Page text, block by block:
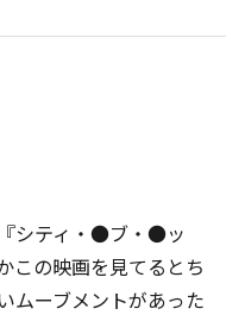
シティ・●ブ・●ッ
この映画を見てるとち
ムーブメントがあった